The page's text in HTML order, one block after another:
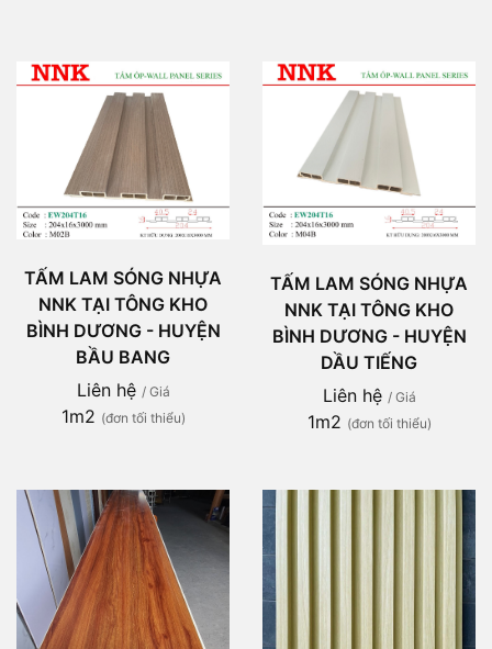
TẤM LAM SÓNG NHỰA
NNK TẠI TÔNG KHO
BÌNH DƯƠNG - HUYỆN
BẦU BANG
Liên hệ / Giá
1m2 (đơn tối thiểu)
TẤM LAM SÓNG NHỰA
NNK TẠI TÔNG KHO
BÌNH DƯƠNG - HUYỆN
DẦU TIẾNG
Liên hệ / Giá
1m2 (đơn tối thiểu)